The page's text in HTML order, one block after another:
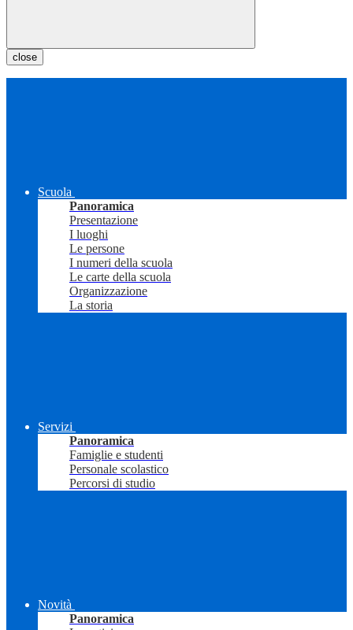
close
Scuola
Panoramica
Presentazione
I luoghi
Le persone
I numeri della scuola
Le carte della scuola
Organizzazione
La storia
Servizi
Panoramica
Famiglie e studenti
Personale scolastico
Percorsi di studio
Novità
Panoramica